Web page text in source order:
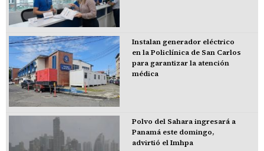
Instalan generador eléctrico
en la Policlínica de San Carlos
para garantizar la atención
médica
Polvo del Sahara ingresará a
Panamá este domingo,
advirtió el Imhpa